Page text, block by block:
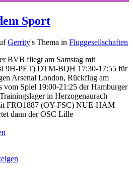
Sport
Gerrity's Thema in Fluggesellschaften
BVB fliegt am Samstag mit
9H-PET) DTM-BQH 17:30-17:55 für
Arsenal London, Rückflug am
vom Spiel 19:00-21:25 der Hamburger
in Herzogenaurach
FRO1887 (OY-FSC) NUE-HAM
dann der OSC Lille